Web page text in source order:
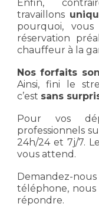
Enfin,
travaillons
pourquoi,
réservation
chauffeur à la
Nos forfaits
Ainsi, fini le
c’est sans
Pour vos
professionnels
24h/24 et 7j/7.
vous attend.
Demandez-
téléphone,
répondre.